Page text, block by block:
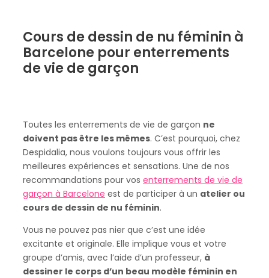
Cours de dessin de nu féminin à
Barcelone pour enterrements
de vie de garçon
Toutes les enterrements de vie de garçon ne
doivent pas être les mêmes. C’est pourquoi, chez
Despidalia, nous voulons toujours vous offrir les
meilleures expériences et sensations. Une de nos
recommandations pour vos enterrements de vie de
garçon à Barcelone est de participer à un atelier ou
cours de dessin de nu féminin.
Vous ne pouvez pas nier que c’est une idée
excitante et originale. Elle implique vous et votre
groupe d’amis, avec l’aide d’un professeur, à
dessiner le corps d’un beau modèle féminin en